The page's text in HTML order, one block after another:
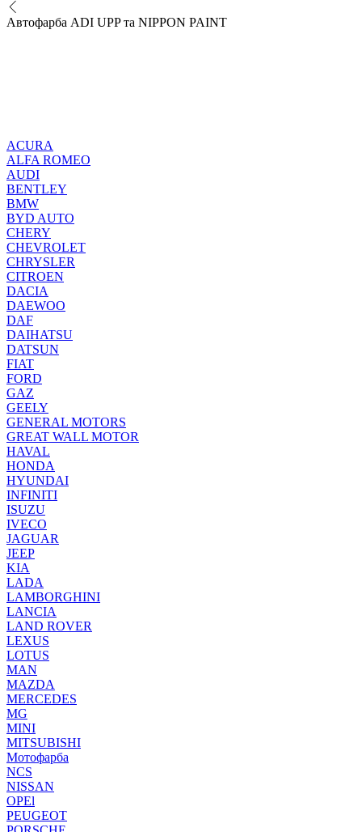
Автофарба ADI UPP та NIPPON PAINT
ACURA
ALFA ROMEO
AUDI
BENTLEY
BMW
BYD AUTO
CHERY
CHEVROLET
CHRYSLER
CITROEN
DACIA
DAEWOO
DAF
DAIHATSU
DATSUN
FIAT
FORD
GAZ
GEELY
GENERAL MOTORS
GREAT WALL MOTOR
HAVAL
HONDA
HYUNDAI
INFINITI
ISUZU
IVECO
JAGUAR
JEEP
KIA
LADA
LAMBORGHINI
LANCIA
LAND ROVER
LEXUS
LOTUS
MAN
MAZDA
MERCEDES
MG
MINI
MITSUBISHI
Мотофарба
NCS
NISSAN
OPEl
PEUGEOT